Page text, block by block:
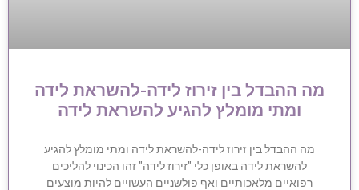
מה ההבדל בין זירוז לידה-להשראת לידה
ומתי מומלץ להגיע להשראת לידה
מה ההבדל בין זירוז לידה-להשראת לידה ומתי מומלץ להגיע
להשראת לידה באופן כלי "זירוז לידה" זהו הכינוי להליכים
רפואיים מלאכותיים ואף פולשניים העשויים להיות מוצעים